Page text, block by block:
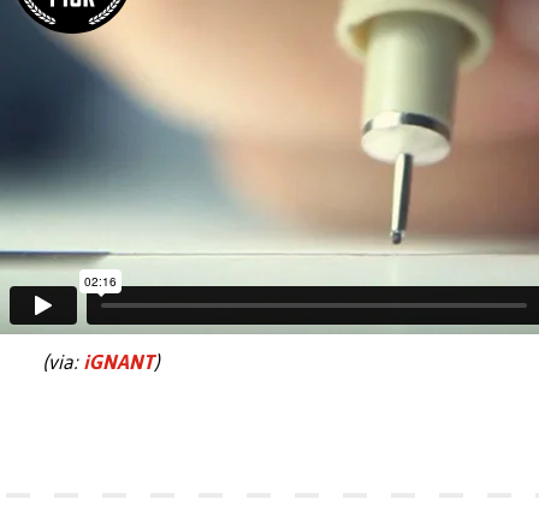
(via:iGNANT)